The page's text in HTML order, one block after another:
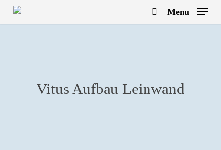
Skip
search
Menu
Vitus Aufbau Leinwand